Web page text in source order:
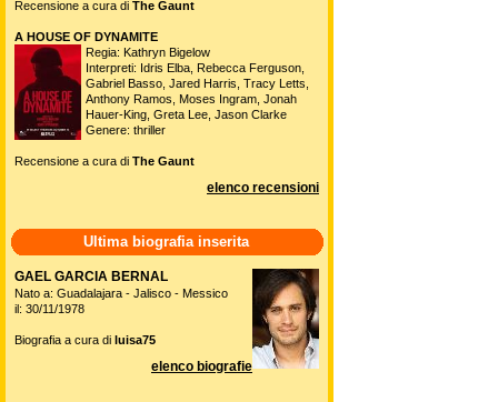
Recensione a cura di The Gaunt
A HOUSE OF DYNAMITE
Regia: Kathryn Bigelow
Interpreti: Idris Elba, Rebecca Ferguson,
Gabriel Basso, Jared Harris, Tracy Letts,
Anthony Ramos, Moses Ingram, Jonah
Hauer-King, Greta Lee, Jason Clarke
Genere: thriller
Recensione a cura di The Gaunt
elenco recensioni
Ultima biografia inserita
GAEL GARCIA BERNAL
Nato a: Guadalajara - Jalisco - Messico
il: 30/11/1978
Biografia a cura di luisa75
elenco biografie